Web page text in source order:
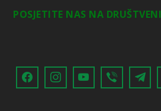
POSJETITE NAS NA